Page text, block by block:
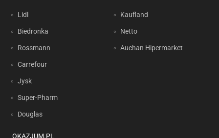
Lidl
Biedronka
Rossmann
Carrefour
Jysk
Super-Pharm
Douglas
Kaufland
Netto
Auchan Hipermarket
OKAZJUM.PL